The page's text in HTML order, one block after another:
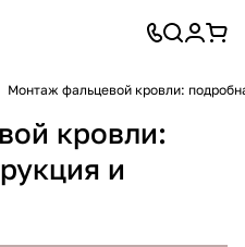
Монтаж фальцевой кровли:
кровли:
и